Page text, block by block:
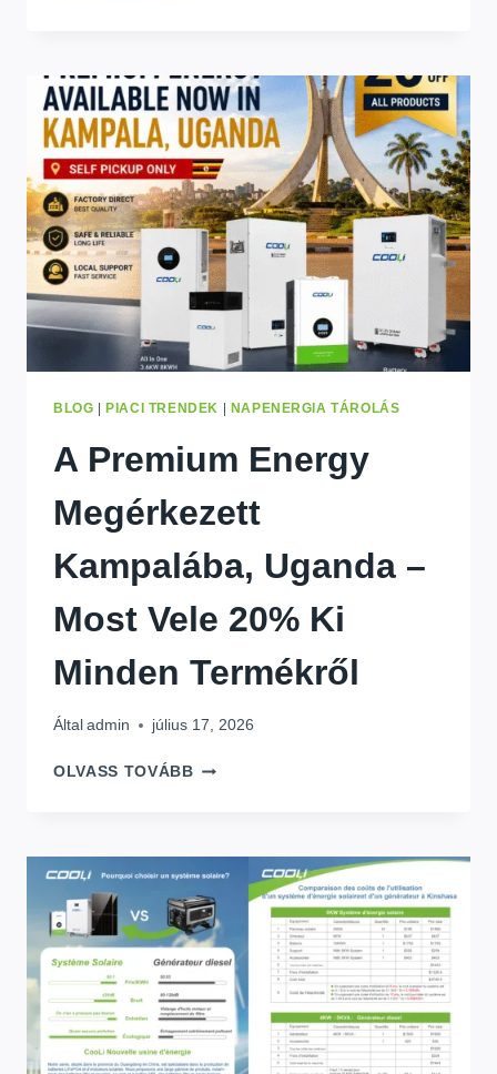
LIFEPO4
AKKUMULÁTOR??
TELJES
ÉLETTARTAM
ÚTMUTATÓ
(2026)
BLOG PIACI TRENDEK NAPENERGIA TÁROLÁS
A Premium Energy
Megérkezett
Kampalába, Uganda –
Most Vele 20% Ki
Minden Termékről
Által admin július 17, 2026
OLVASS TOVÁBB A
KAMPALÁBA,
UGANDA
–
MOST
VELE
KI
MINDEN
TERMÉKRŐL